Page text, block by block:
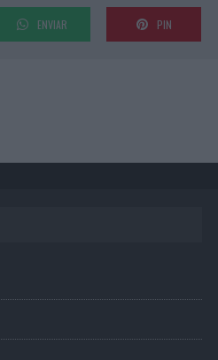
ENVIAR PIN